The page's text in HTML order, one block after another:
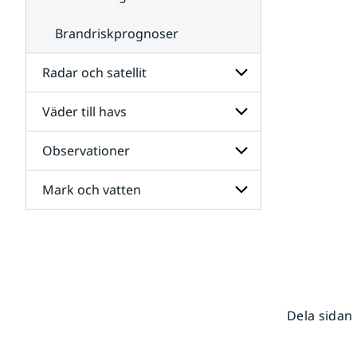
Brandriskprognoser
Radar och satellit
Undersidor
för
Radar
och
satellit
Väder till havs
Undersidor
för
Väder
till
havs
Observationer
Undersidor
för
Mark och vatten
Dela sidan